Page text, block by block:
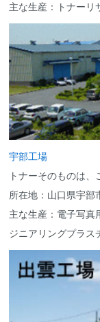
主な生産：トナーリ
宇部工場
トナーそのものは、
所在地：山口県宇部
主な生産：電子写真
ジニアリングプラス